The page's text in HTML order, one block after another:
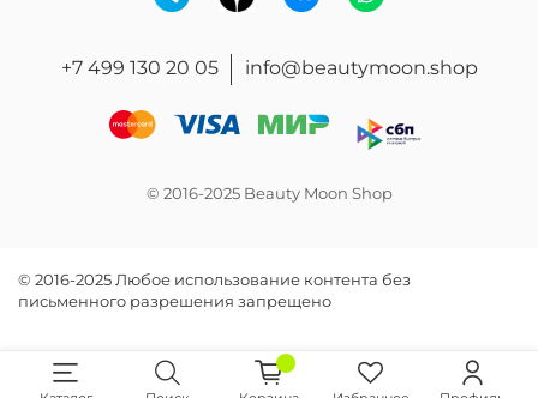
+7 499 130 20 05 info@beautymoon.shop
© 2016-2025 Beauty Moon Shop
© 2016-2025 Любое использование контента без
письменного разрешения запрещено